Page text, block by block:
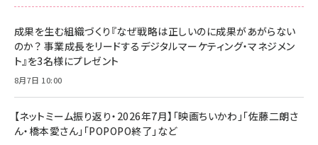
成果を生む組織づくり『なぜ戦略は正しいのに成果があがらない
のか？ 事業成長をリードするデジタルマーケティング・マネジメン
ト』を3名様にプレゼント
8月7日 10:00
【ネットミーム振り返り・2026年7月】「映画ちいかわ」「佐藤二朗さ
ん・橋本愛さん」「POPOPO終了」など